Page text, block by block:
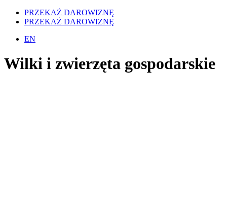
PRZEKAŻ DAROWIZNĘ
PRZEKAŻ DAROWIZNĘ
EN
Wilki i zwierzęta gospodarskie